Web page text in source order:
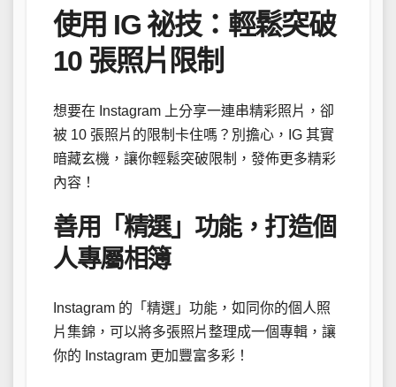
使用 IG 祕技：輕鬆突破
10 張照片限制
想要在 Instagram 上分享一連串精彩照片，卻
被 10 張照片的限制卡住嗎？別擔心，IG 其實
暗藏玄機，讓你輕鬆突破限制，發佈更多精彩
內容！
善用「精選」功能，打造個
人專屬相簿
Instagram 的「精選」功能，如同你的個人照
片集錦，可以將多張照片整理成一個專輯，讓
你的 Instagram 更加豐富多彩！